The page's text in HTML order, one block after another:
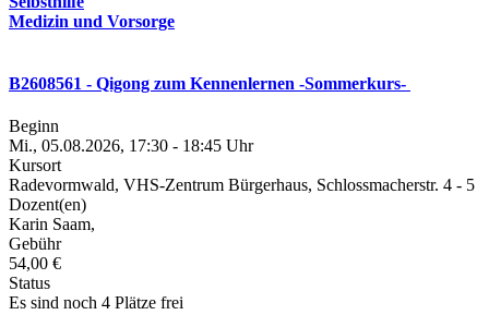
Medizin und Vorsorge
B2608561 - Qigong zum Kennenlernen -Sommerkurs-
Beginn
Mi., 05.08.2026, 17:30 - 18:45 Uhr
Kursort
Radevormwald, VHS-Zentrum Bürgerhaus, Schlossmacherstr. 4 - 5
Dozent(en)
Karin Saam,
Gebühr
54,00 €
Status
Es sind noch 4 Plätze frei